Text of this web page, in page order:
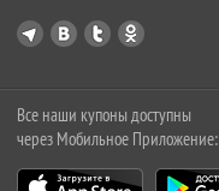
Все наши купоны доступны
через Мобильное Приложение: